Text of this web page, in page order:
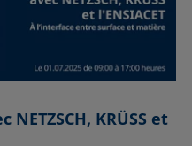
KRÜSS et